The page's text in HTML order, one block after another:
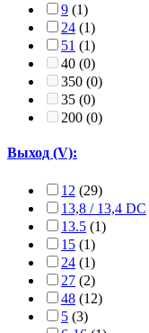
9 (1)
24 (1)
51 (1)
40 (0)
350 (0)
35 (0)
200 (0)
Выход (V):
12 (29)
13,8 / 13,4 DC
13.5 (1)
15 (1)
24 (1)
27 (2)
48 (12)
5 (3)